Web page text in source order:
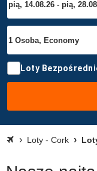
Loty
Loty - Cork